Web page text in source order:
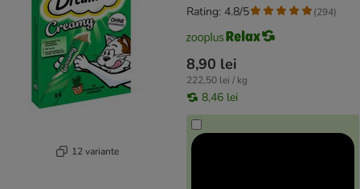
12 variante
8,90 lei
222,50 lei / kg
8,46 lei
Rating: 4.8/5 (294)